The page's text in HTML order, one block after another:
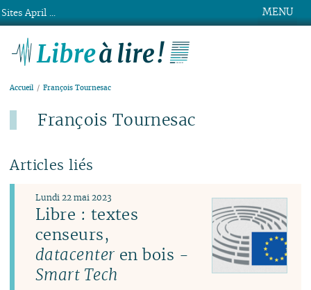
MENU
Accueil François Tournesac
François Tournesac
Articles liés
Libre : textes
censeurs,
datacenter en bois -
Smart Tech
Lundi 22 mai 2023
Sites April ...